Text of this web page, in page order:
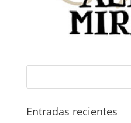
Entradas recientes